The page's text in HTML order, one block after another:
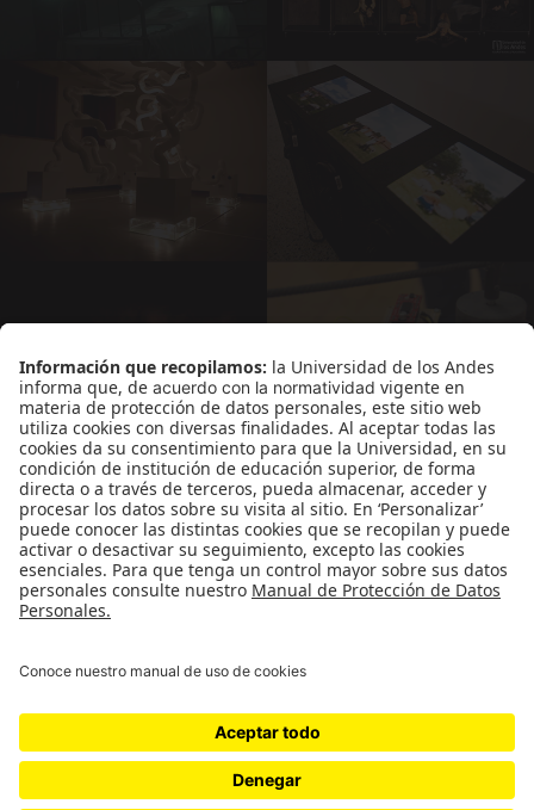
Departamento de Arte-Facultad de Artes y
Universidad de los Andes